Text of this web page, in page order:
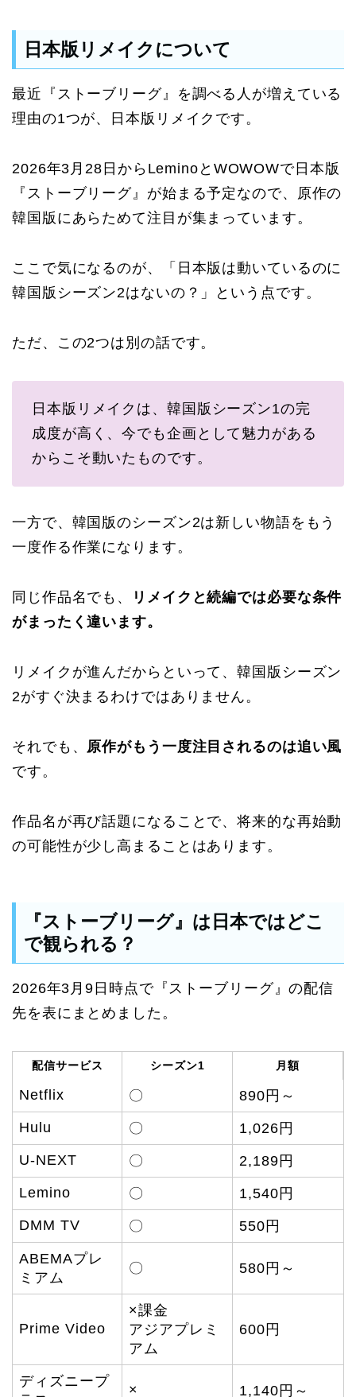
日本版リメイクについて
最近『ストーブリーグ』を調べる人が増えている
理由の1つが、日本版リメイクです。
2026年3月28日からLeminoとWOWOWで日本版
『ストーブリーグ』が始まる予定なので、原作の
韓国版にあらためて注目が集まっています。
ここで気になるのが、「日本版は動いているのに
韓国版シーズン2はないの？」という点です。
ただ、この2つは別の話です。
日本版リメイクは、韓国版シーズン1の完
成度が高く、今でも企画として魅力がある
からこそ動いたものです。
一方で、韓国版のシーズン2は新しい物語をもう
一度作る作業になります。
同じ作品名でも、
リメイクと続編では必要な条件
がまったく違います。
リメイクが進んだからといって、韓国版シーズン
2がすぐ決まるわけではありません。
それでも、 原作がもう一度注目されるのは追い風
です。
作品名が再び話題になることで、将来的な再始動
の可能性が少し高まることはあります。
『ストーブリーグ』は日本ではどこ
で観られる？
2026年3月9日時点で『ストーブリーグ』の配信
先を表にまとめました。
配信サービス シーズン1 月額
Netflix 〇
890円～
Hulu
〇
1,026円
U-NEXT
〇
2,189円
Lemino
〇
1,540円
DMM TV
〇 550円
ABEMAプレ
ミアム
〇 580円～
Prime Video
×課金
アジアプレミ
アム
600円
ディズニープ
× 1,140円～